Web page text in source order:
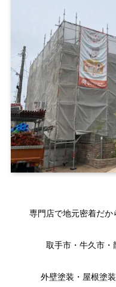
専門店で地元密着だか
取手市・牛久市・
外壁塗装・屋根塗